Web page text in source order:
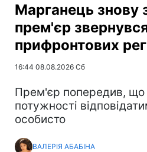
Марганець знову
прем'єр
прифронтових
16:44 08.08.2026 Сб
Прем'єр попередив, що
потужності
особисто
ВАЛЕРІЯ АБАБІНА